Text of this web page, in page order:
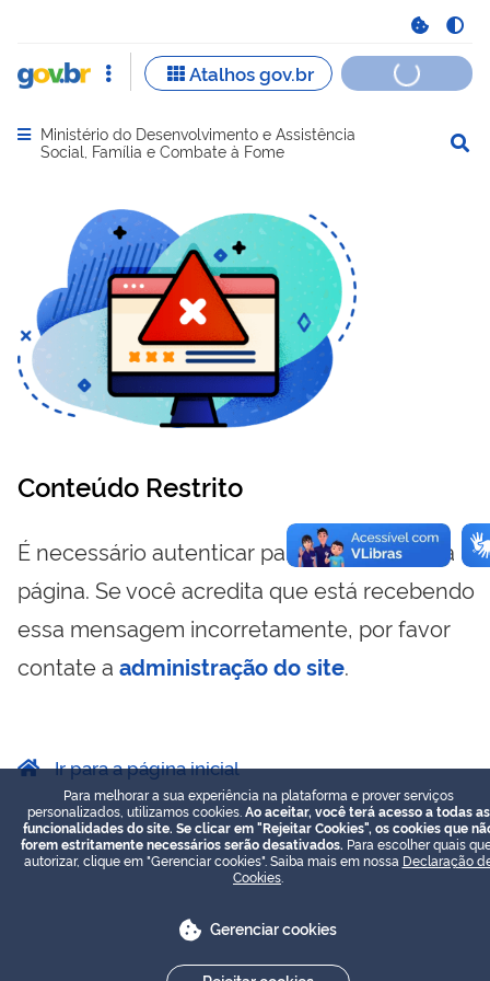
Abrir menu principal de navegação
Ministério do Desenvolvimento e Assistência
Social, Família e Combate à Fome
Conteúdo Restrito
É necessário autenticar para visualizar essa
página. Se você acredita que está recebendo
essa mensagem incorretamente, por favor
contate a administração do site.
Ir para a página inicial
Para melhorar a sua experiência na plataforma e prover serviços
personalizados, utilizamos cookies. Ao aceitar, você terá acesso a todas as
funcionalidades do site. Se clicar em "Rejeitar Cookies", os cookies que
forem estritamente necessários serão desativados. Para escolher quais
autorizar, clique em "Gerenciar cookies". Saiba mais em nossa Declaração
Cookies
Gerenciar cookies